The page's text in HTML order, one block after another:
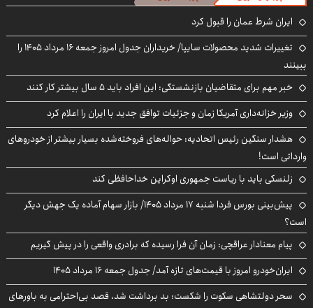
ایران شرط عمان را قبول کرد
تغییرات شدید محصولات سایپا/ خریداران جدول امروز جمعه ۱۶ مرداد ۱۴۰۵ را
ببینند
خبر مهم برای متقاضیان بازنشستگی: این افراد باید ۵ سال بیشتر کار کنند
وزیر خزانه‌داری آمریکا زمان و جزئیات توافق جدید با ایران را اعلام کرد
هشدار سنگین رئیس اتحادیه: حواله‌های فروخته‌شده بسیار بیشتر از خودروهای
وارداتی است!
زلنسکی باید با ریاست جمهوری اوکراین خداحافظی کند
پیش‌بینی بورس فردا شنبه ۱۷ مرداد ۱۴۰۵/ بازار سهام آماده یک جهش دیگر
است؟
پیام معنادار عراقچی: زمان آن فرا رسیده که برادری واقعی را در پیش گیریم
ایران‌خودرو امروز با قیمت‌های تازه آمد/ جدول جمعه ۱۶ مرداد ۱۴۰۵
سحر دولتشاهی سکوت را شکست: بد برداشت شد، قصد بی‌احترامی به باورهای